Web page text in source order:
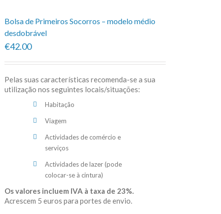
Bolsa de Primeiros Socorros – modelo médio
desdobrável
€42.00
Pelas suas características recomenda-se a sua
utilização nos seguintes locais/situações:
Habitação
Viagem
Actividades de comércio e
serviços
Actividades de lazer (pode
colocar-se à cintura)
Os valores incluem IVA à taxa de 23%.
Acrescem 5 euros para portes de envio.